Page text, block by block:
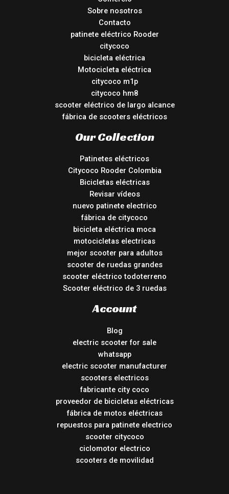
Sobre nosotros
Contacto
patinete eléctrico Rooder
citycoco
bicicleta eléctrica
Motocicleta eléctrica
citycoco m1p
citycoco hm8
scooter eléctrico de largo alcance
fábrica de scooters eléctricos
Our Collection
Patinetes eléctricos
Citycoco Rooder Colombia
Bicicletas eléctricas
Revisar vídeos
nuevo patinete electrico
fábrica de citycoco
bicicleta eléctrica moca
motocicletas electricas
mejor scooter para adultos
scooter de ruedas grandes
scooter eléctrico todoterreno
Scooter eléctrico de 3 ruedas
Account
Blog
electric scooter for sale
whatsapp
electric scooter manufacturer
scooters electricos
fabricante city coco
proveedor de bicicletas eléctricas
fábrica de motos eléctricas
repuestos para patinete electrico
scooter citycoco
ciclomotor electrico
scooters de movilidad